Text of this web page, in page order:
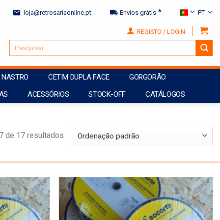
loja@retrosariaonline.pt Envios grátis * PT
REGISTO / LOGIN
NASTRO CETIM DUPLA FACE
GORGORÃO
ACESSÓRIOS STOCK-OFF CATÁLOGOS
de 17 resultados